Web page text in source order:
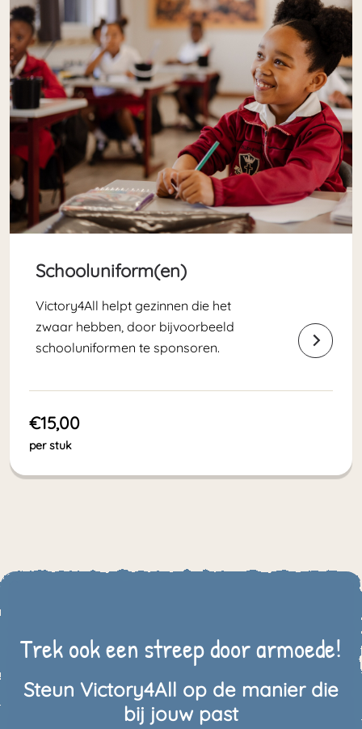
Schooluniform(en)
Victory4All helpt gezinnen die het
zwaar hebben, door bijvoorbeeld
schooluniformen te sponsoren.
€15,00
per stuk
Trek ook een streep door armoede!
Steun Victory4All op de manier die
bij jouw past